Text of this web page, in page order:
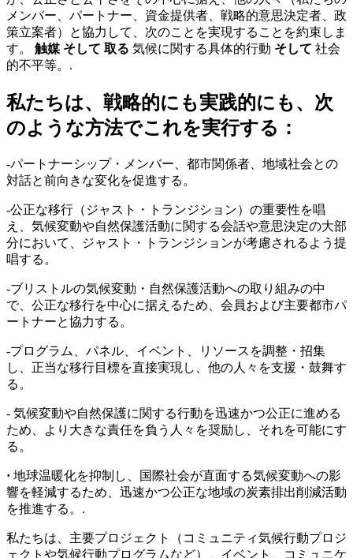
メンバー、パートナー、資金提供者、戦略的意思決定者、政
策立案者）と協力して、次のことを実現することを約束しま
す。 触媒 そして 取る 気候に関する具体的行動 そして 社会
的不平等。.
私たちは、戦略的にも実践的にも、次
のような方法でこれを実行する：
-パートナーシップ・メンバー、都市関係者、地域社会との
対話と前向きな変化を促進する。
-公正な移行（ジャスト・トランジション）の重要性を唱
え、気候変動や自然保護活動に関する会話や意思決定の大部
分において、ジャスト・トランジションが考慮されるよう提
唱する。
-ブリストルの気候変動・自然保護活動への取り組みの中
で、公正な移行を中心に据えるため、会員および主要都市パ
ートナーと協力する。
-プログラム、パネル、イベント、リソースを調整・招集
し、正当な移行目標を直接実現し、他の人々を支援・鼓舞す
る。
- 気候変動や自然保護に関する行動を迅速かつ公正に進める
ため、より大きな責任を負う人々を奨励し、それを可能にす
る。
· 地球温暖化を抑制し、国際社会が直面する気候変動への影
響を軽減するため、迅速かつ公正な地域の炭素排出削減活動
を推進する。.
私たちは、主要プロジェクト（コミュニティ気候行動プロジ
ェクトや気候行動プログラムなど）、イベント、コミュニケ